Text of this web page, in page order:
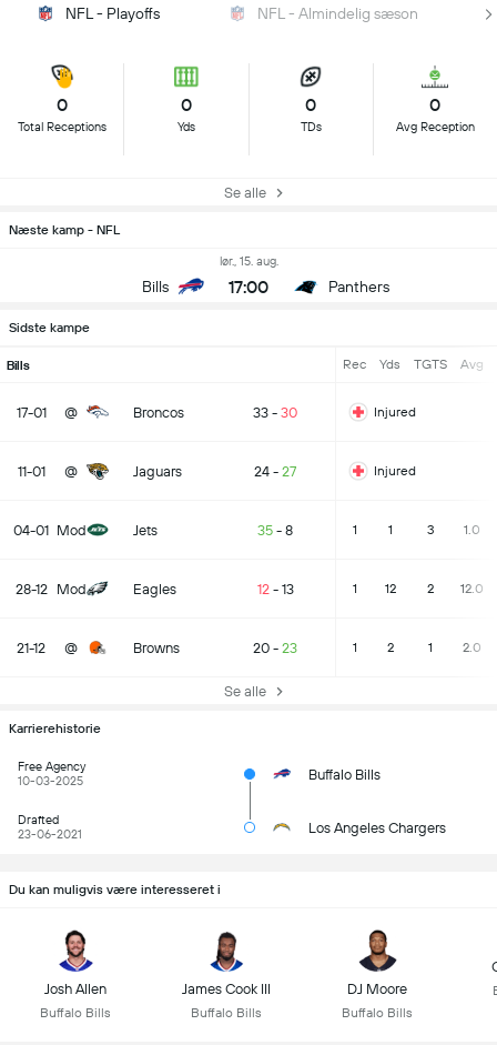
NFL - Playoffs NFL - Almindelig sæson
0
Total Receptions
0
Yds
0
TDs
0
Avg Reception
Se alle
Næste kamp - NFL
Bills
lør., 15. aug.
17:00 Panthers
Sidste kampe
Bills Rec Yds TGTS Avg
17-01 @ Broncos 33 - 30 Injured
11-01 @ Jaguars 24 - 27 Injured
04-01 Mod Jets 35 - 8 1 1 3 1.0
28-12 Mod Eagles 12- 13 1 12 2 12.0
21-12 @ Browns 20 - 23 1 2 1 2.0
Se alle
Karrierehistorie
Free Agency
10-03-2025
Buffalo Bills
Drafted
23-06-2021
Los Angeles Chargers
Du kan muligvis være interesseret i
Josh Allen
Buffalo Bills
James Cook III
Buffalo Bills
DJ Moore
Buffalo Bills